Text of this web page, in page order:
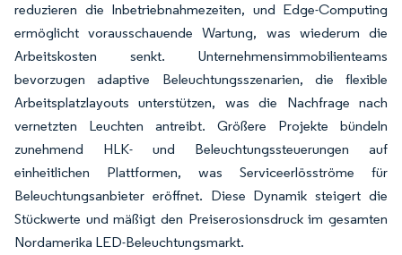
reduzieren die Inbetriebnahmezeiten, und Edge-Computing
ermöglicht vorausschauende Wartung, was wiederum die
Arbeitskosten senkt. Unternehmensimmobilienteams
bevorzugen adaptive Beleuchtungsszenarien, die flexible
Arbeitsplatzlayouts unterstützen, was die Nachfrage nach
vernetzten Leuchten antreibt. Größere Projekte bündeln
zunehmend HLK- und Beleuchtungssteuerungen auf
einheitlichen Plattformen, was Serviceerlösströme für
Beleuchtungsanbieter eröffnet. Diese Dynamik steigert die
Stückwerte und mäßigt den Preiserosionsdruck im gesamten
Nordamerika LED-Beleuchtungsmarkt.